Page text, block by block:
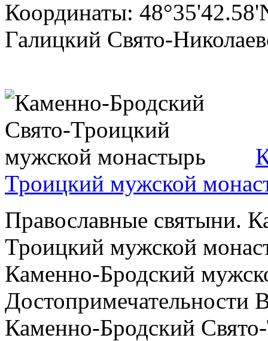
Координаты:
Галицкий Свято-
Троицкий мужской
Православные святыни.
Троицкий мужской
Каменно-Бродский
Достопримечательности
Каменно-Бродский